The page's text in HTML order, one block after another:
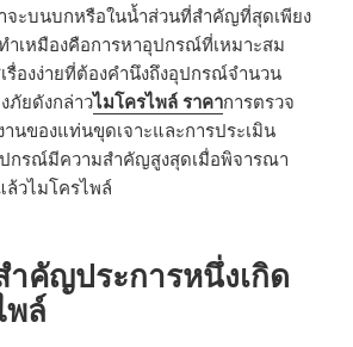
จะบนบกหรือในน้ำส่วนที่สำคัญที่สุดเพียง
ำเหมืองคือการหาอุปกรณ์ที่เหมาะสม
รื่องง่ายที่ต้องคำนึงถึงอุปกรณ์จำนวน
ภัยดังกล่าวไมโครไพล์ ราคาการตรวจ
นของแท่นขุดเจาะและการประเมิน
กรณ์มีความสำคัญสูงสุดเมื่อพิจารณา
ล้วไมโครไพล์
คัญประการหนึ่งเกิด
พล์